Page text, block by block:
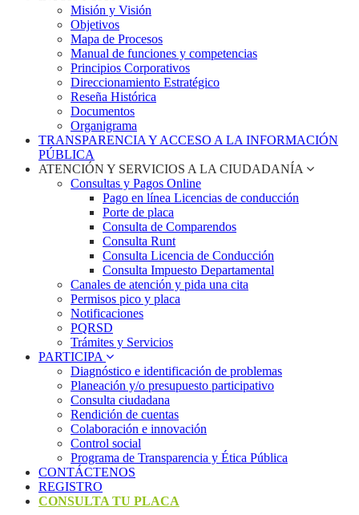
Misión y Visión
Objetivos
Mapa de Procesos
Manual de funciones y competencias
Principios Corporativos
Direccionamiento Estratégico
Reseña Histórica
Documentos
Organigrama
TRANSPARENCIA Y ACCESO A LA INFORMACIÓN
PÚBLICA
ATENCIÓN Y SERVICIOS A LA CIUDADANÍA
Consultas y Pagos Online
Pago en línea Licencias de conducción
Porte de placa
Consulta de Comparendos
Consulta Runt
Consulta Licencia de Conducción
Consulta Impuesto Departamental
Canales de atención y pida una cita
Permisos pico y placa
Notificaciones
PQRSD
Trámites y Servicios
PARTICIPA
Diagnóstico e identificación de problemas
Planeación y/o presupuesto participativo​
Consulta ciudadana
Rendición de cuentas
Colaboración e innovación
Control social
Programa de Transparencia y Ética Pública
CONTÁCTENOS
REGISTRO
CONSULTA TU PLACA